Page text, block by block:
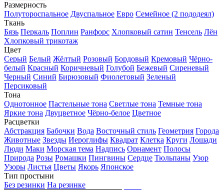
Размерность
Полутороспальное Двуспальное Евро Семейное (2 пододеял)
Ткань
Бязь Перкаль Поплин Ранфорс Хлопковый сатин Тенсель Лён
Хлопковый трикотаж
Цвет
Серый Белый Жёлтый Розовый Бордовый Кремовый Чёрно-
белый Красный Коричневый Голубой Бежевый Сиреневый
Черный Синий Бирюзовый Фиолетовый Зеленый
Персиковый
Тона
Однотонное Пастельные тона Светлые тона Темные тона
Яркие тона Двуцветное Чёрно-белое Цветное
Расцветки
Абстракция Бабочки Вода Восточный стиль Геометрия Города
Животные Звезды Иероглифы Квадрат Клетка Круги Лошади
Люди Маки Морская тема Надпись Орнамент Полосы
Природа Розы Ромашки Пингвины Сердце Тюльпаны Узор
Узоры Листья Цветы Якорь Японское
Тип простыни
Без резинки На резинке